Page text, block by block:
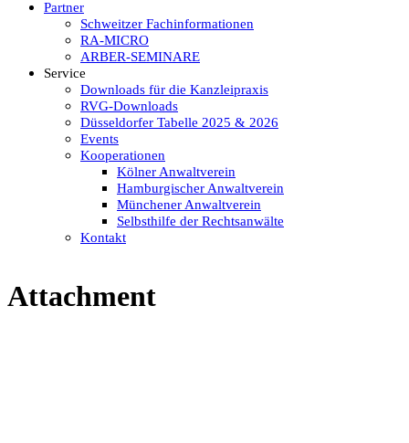
Partner
Schweitzer Fachinformationen
RA-MICRO
ARBER-SEMINARE
Service
Downloads für die Kanzleipraxis
RVG-Downloads
Düsseldorfer Tabelle 2025 & 2026
Events
Kooperationen
Kölner Anwaltverein
Hamburgischer Anwaltverein
Münchener Anwaltverein
Selbsthilfe der Rechtsanwälte
Kontakt
Attachment